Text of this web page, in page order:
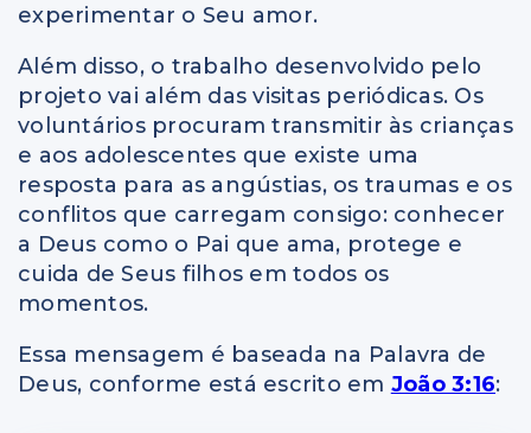
experimentar o Seu amor.
Além disso, o trabalho desenvolvido pelo
projeto vai além das visitas periódicas. Os
voluntários procuram transmitir às crianças
e aos adolescentes que existe uma
resposta para as angústias, os traumas e os
conflitos que carregam consigo: conhecer
a Deus como o Pai que ama, protege e
cuida de Seus filhos em todos os
momentos.
Essa mensagem é baseada na Palavra de
Deus, conforme está escrito em João 3:16: